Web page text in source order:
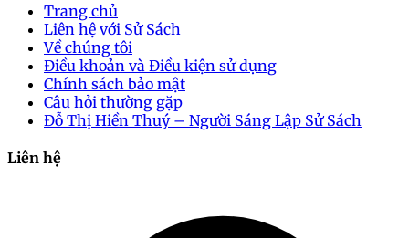
Trang chủ
Liên hệ với Sử Sách
Về chúng tôi
Điều khoản và Điều kiện sử dụng
Chính sách bảo mật
Câu hỏi thường gặp
Đỗ Thị Hiền Thuý – Người Sáng Lập Sử Sách
Liên hệ